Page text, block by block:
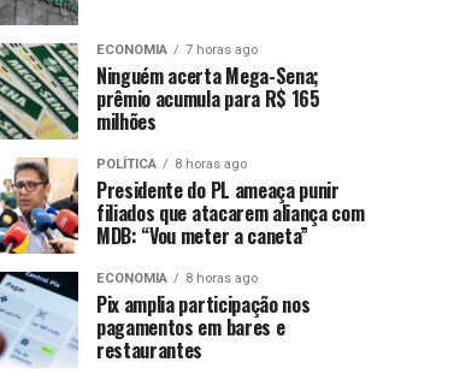
ECONOMIA 7 horas ago
Ninguém acerta Mega-Sena;
prêmio acumula para R$ 165
milhões
POLÍTICA 8 horas ago
Presidente do PL ameaça punir
filiados que atacarem aliança com
MDB: “Vou meter a caneta”
ECONOMIA 8 horas ago
Pix amplia participação nos
pagamentos em bares e
restaurantes